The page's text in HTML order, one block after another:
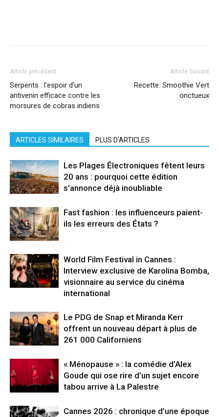
Article précédent
Serpents : l’espoir d’un
antivenin efficace contre les
morsures de cobras indiens
Article Suivant
Recette: Smoothie Vert
onctueux
ARTICLES SIMILAIRES PLUS D'ARTICLES
Les Plages Électroniques fêtent leurs
20 ans : pourquoi cette édition
s’annonce déjà inoubliable
Fast fashion : les influenceurs paient-
ils les erreurs des États ?
World Film Festival in Cannes :
Interview exclusive de Karolina Bomba,
visionnaire au service du cinéma
international
Le PDG de Snap et Miranda Kerr
offrent un nouveau départ à plus de
261 000 Californiens
« Ménopause » : la comédie d’Alex
Goude qui ose rire d’un sujet encore
tabou arrive à La Palestre
Cannes 2026 : chronique d’une époque